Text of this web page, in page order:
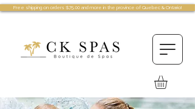
Free shipping on orders $75.00 and more in the province of Quebec & Ontario!